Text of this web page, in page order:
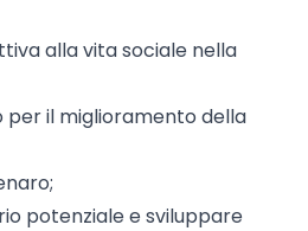
alla vita sociale nella
il miglioramento della
potenziale e sviluppare